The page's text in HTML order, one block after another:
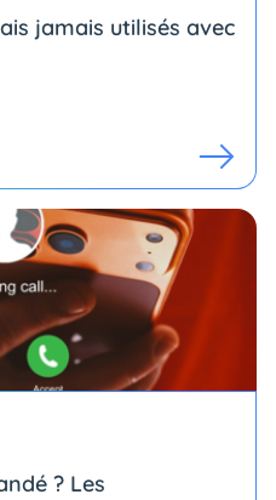
jamais utilisés avec
? Les